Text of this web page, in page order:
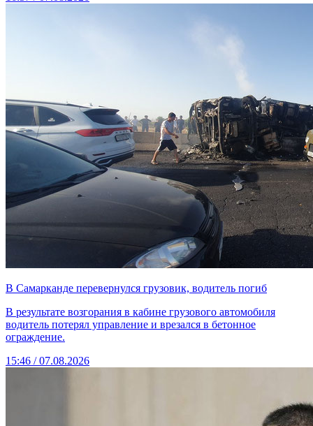
В Самарканде перевернулся грузовик, водитель погиб
В результате возгорания в кабине грузового автомобиля
водитель потерял управление и врезался в бетонное
ограждение.
15:46 / 07.08.2026